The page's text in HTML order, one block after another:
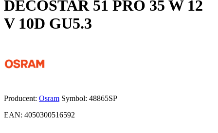
DECOSTAR 51 PRO 35 W 12
V 10D GU5.3
Producent: Osram Symbol: 48865SP
EAN: 4050300516592